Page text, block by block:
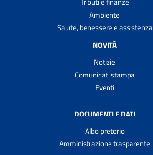
Tributi e finanze
Ambiente
Salute, benessere e assistenza
NOVITÀ
Notizie
Comunicati stampa
Eventi
DOCUMENTI E DATI
Albo pretorio
Amministrazione trasparente